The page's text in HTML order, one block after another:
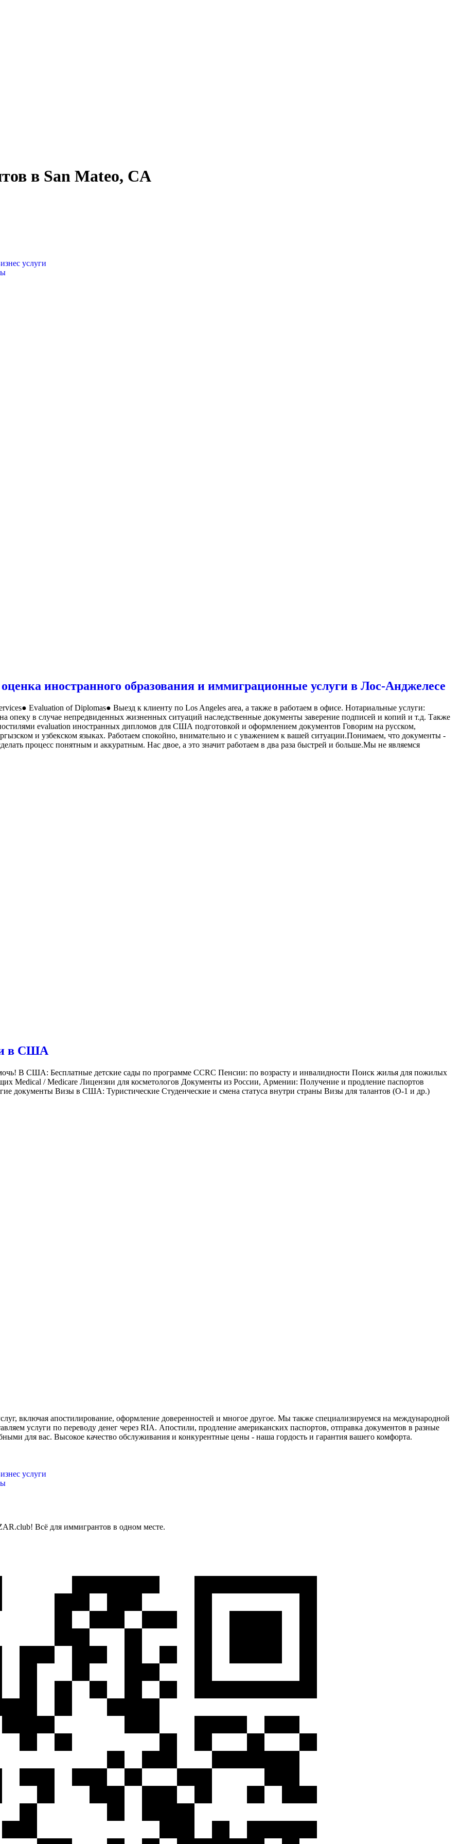
в San Mateo, CA
услуги
иностранного образования и иммиграционные услуги в Лос-Анджелесе
Evaluation of Diplomas● Выезд к клиенту по Los Angeles area, а также в работаем в офисе. Нотариальные услуги:
опеку в случае непредвиденных жизненных ситуаций наследственные документы заверение подписей и копий и т.д. Также
evaluation иностранных дипломов для США подготовкой и оформлением документов Говорим на русском,
и узбекском языках. Работаем спокойно, внимательно и с уважением к вашей ситуации.Понимаем, что документы -
процесс понятным и аккуратным. Нас двое, а это значит работаем в два раза быстрей и больше.Мы не являемся
в США
В США: Бесплатные детские сады по программе CCRC Пенсии: по возрасту и инвалидности Поиск жилья для пожилых
Medical / Medicare Лицензии для косметологов Документы из России, Армении: Получение и продление паспортов
документы Визы в США: Туристические Студенческие и смена статуса внутри страны Визы для талантов (O-1 и др.)
включая апостилирование, оформление доверенностей и многое другое. Мы также специализируемся на международной
услуги по переводу денег через RIA. Апостили, продление американских паспортов, отправка документов в разные
для вас. Высокое качество обслуживания и конкурентные цены - наша гордость и гарантия вашего комфорта.
услуги
Всё для иммигрантов в одном месте.